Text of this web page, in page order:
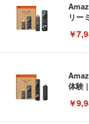
リー
￥
体験
￥